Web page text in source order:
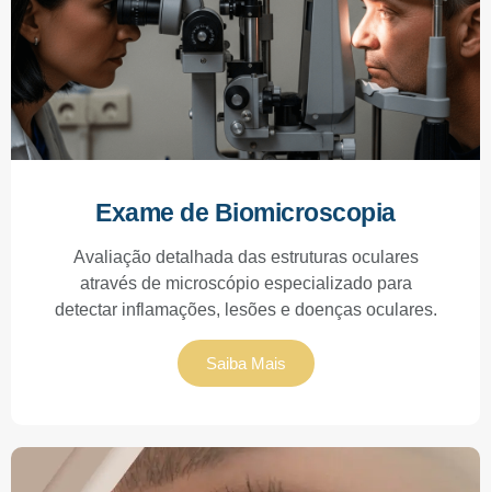
Exame de Biomicroscopia
Avaliação detalhada das estruturas oculares
através de microscópio especializado para
detectar inflamações, lesões e doenças oculares.
Saiba Mais